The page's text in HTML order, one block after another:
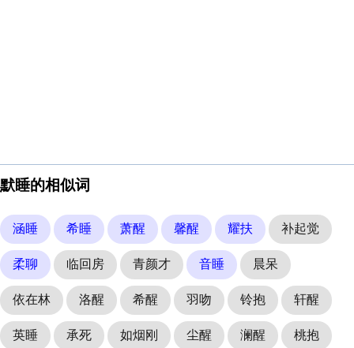
默睡的相似词
涵睡 希睡 萧醒 馨醒 耀扶 补起觉
柔聊 临回房 青颜才 音睡 晨呆
依在林 洛醒 希醒 羽吻 铃抱 轩醒
英睡 承死 如烟刚 尘醒 澜醒 桃抱